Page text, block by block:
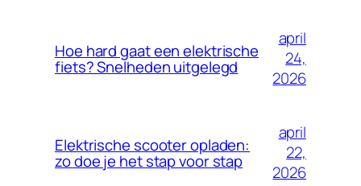
Hoe hard gaat een elektrische
fiets? Snelheden uitgelegd
april
24,
2026
Elektrische scooter opladen:
zo doe je het stap voor stap
april
22,
2026